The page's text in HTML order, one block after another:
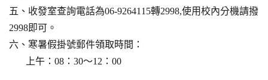
五、收發室查詢電話為06-9264115轉2998,使用校內分機請撥
2998即可。
六、寒暑假掛號郵件領取時間：
上午：08：30～12：00